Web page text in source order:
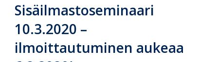
Sisäilmastoseminaari
10.3.2020 –
ilmoittautuminen aukeaa